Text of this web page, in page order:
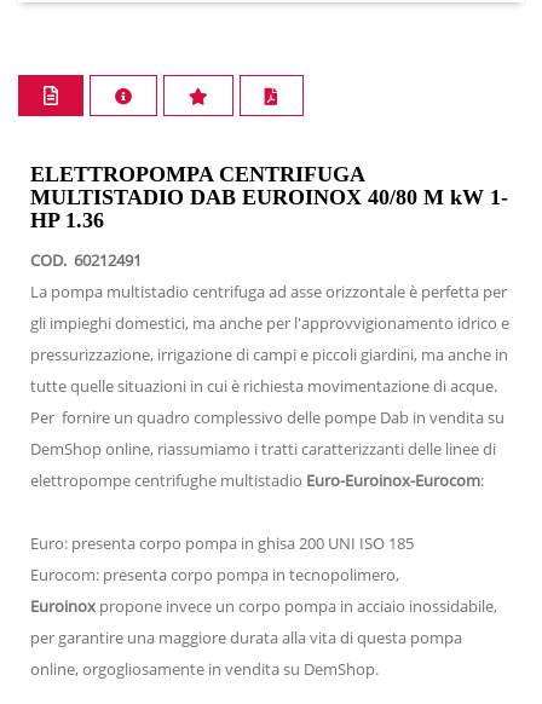
ELETTROPOMPA CENTRIFUGA
MULTISTADIO DAB EUROINOX 40/80 M kW 1-
HP 1.36
COD. 60212491
La pompa multistadio centrifuga ad asse orizzontale è perfetta per
gli impieghi domestici, ma anche per l'approvvigionamento idrico e
pressurizzazione, irrigazione di campi e piccoli giardini, ma anche in
tutte quelle situazioni in cui è richiesta movimentazione di acque.
Per fornire un quadro complessivo delle pompe Dab in vendita su
DemShop online, riassumiamo i tratti caratterizzanti delle linee di
elettropompe centrifughe multistadio Euro-Euroinox-Eurocom:
Euro: presenta corpo pompa in ghisa 200 UNI ISO 185
Eurocom: presenta corpo pompa in tecnopolimero,
Euroinox propone invece un corpo pompa in acciaio inossidabile,
per garantire una maggiore durata alla vita di questa pompa
online, orgogliosamente in vendita su DemShop.